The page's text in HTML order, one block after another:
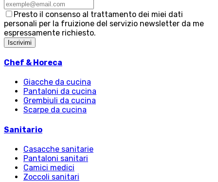
Presto il consenso al trattamento dei miei dati
personali per la fruizione del servizio newsletter da me
espressamente richiesto.
Iscrivimi
Chef & Horeca
Giacche da cucina
Pantaloni da cucina
Grembiuli da cucina
Scarpe da cucina
Sanitario
Casacche sanitarie
Pantaloni sanitari
Camici medici
Zoccoli sanitari